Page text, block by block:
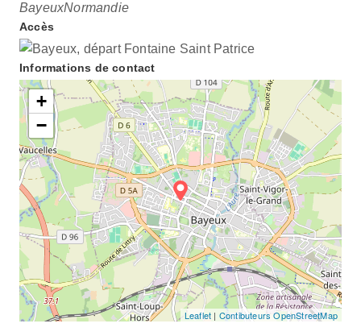
BayeuxNormandie
Accès
Informations de contact
+
−
Leaflet | Contibuteurs OpenStreetMap